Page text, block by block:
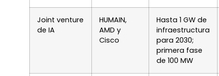
Joint venture
de IA
HUMAIN,
AMD y
Cisco
Hasta 1 GW de
infraestructura
para 2030;
primera fase
de 100 MW